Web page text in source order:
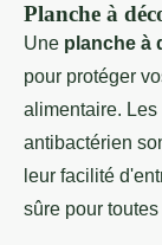
Planche à
Une planche à
pour protéger
alimentaire.
antibactérien
leur facilité
sûre pour